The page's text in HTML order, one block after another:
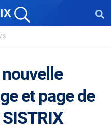
et page de